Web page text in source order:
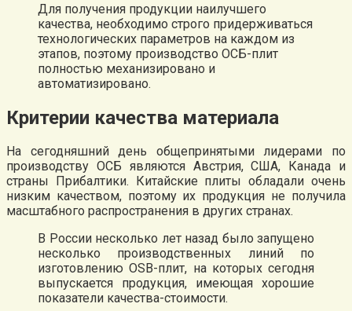
Для получения продукции наилучшего
качества, необходимо строго придерживаться
технологических параметров на каждом из
этапов, поэтому производство ОСБ-плит
полностью механизировано и
автоматизировано.
Критерии качества материала
На сегодняшний день общепринятыми лидерами по
производству ОСБ являются Австрия, США, Канада и
страны Прибалтики. Китайские плиты обладали очень
низким качеством, поэтому их продукция не получила
масштабного распространения в других странах.
В России несколько лет назад было запущено
несколько производственных линий по
изготовлению OSB-плит, на которых сегодня
выпускается продукция, имеющая хорошие
показатели качества-стоимости.